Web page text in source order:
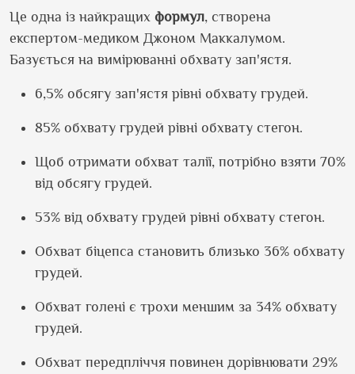
Це одна із найкращих формул, створена
експертом-медиком Джоном Маккалумом.
Базується на вимірюванні обхвату зап'ястя.
6,5% обсягу зап'ястя рівні обхвату грудей.
85% обхвату грудей рівні обхвату стегон.
Щоб отримати обхват талії, потрібно взяти 70%
від обсягу грудей.
53% від обхвату грудей рівні обхвату стегон.
Обхват біцепса становить близько 36% обхвату
грудей.
Обхват голені є трохи меншим за 34% обхвату
грудей.
Обхват передпліччя повинен дорівнювати 29%